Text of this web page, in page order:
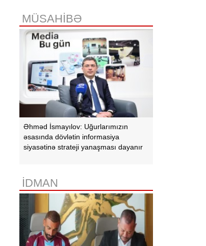
Azərbaycan Xalq Cümhuriyyətinin
diplomatik irsinə aid arxiv sənədləri
ilə tanış olub
MÜSAHİBƏ
Əhməd İsmayılov: Uğurlarımızın
əsasında dövlətin informasiya
siyasətinə strateji yanaşması dayanır
İDMAN